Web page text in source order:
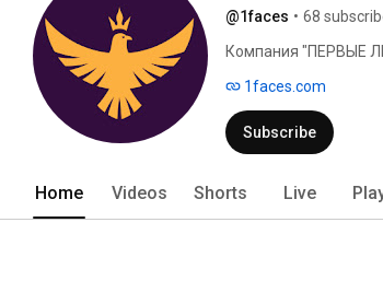
@1faces • 68
Компания "ПЕРВЫЕ
1faces.com
Subscribe
Home Videos Shorts Live